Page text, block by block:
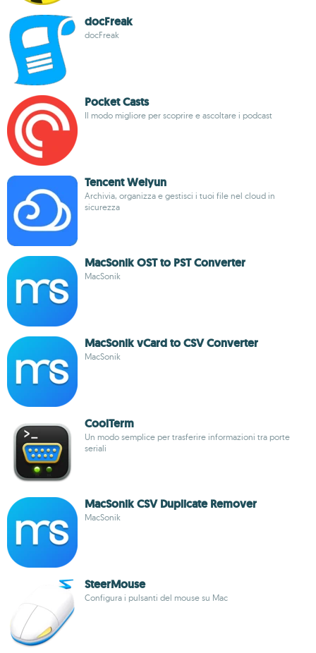
docFreak
docFreak
Pocket Casts
Il modo migliore per scoprire e ascoltare i podcast
Tencent Weiyun
Archivia, organizza e gestisci i tuoi file nel cloud in
sicurezza
MacSonik OST to PST Converter
MacSonik
MacSonik vCard to CSV Converter
MacSonik
CoolTerm
Un modo semplice per trasferire informazioni tra porte
seriali
MacSonik CSV Duplicate Remover
MacSonik
SteerMouse
Configura i pulsanti del mouse su Mac